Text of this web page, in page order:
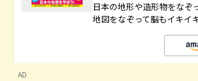
日本の地形や造形物をなぞ
地図をなぞって脳もイキイ
AD